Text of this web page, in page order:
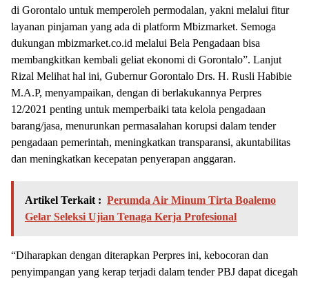
di Gorontalo untuk memperoleh permodalan, yakni melalui fitur
layanan pinjaman yang ada di platform Mbizmarket. Semoga
dukungan mbizmarket.co.id melalui Bela Pengadaan bisa
membangkitkan kembali geliat ekonomi di Gorontalo”. Lanjut
Rizal Melihat hal ini, Gubernur Gorontalo Drs. H. Rusli Habibie
M.A.P, menyampaikan, dengan di berlakukannya Perpres
12/2021 penting untuk memperbaiki tata kelola pengadaan
barang/jasa, menurunkan permasalahan korupsi dalam tender
pengadaan pemerintah, meningkatkan transparansi, akuntabilitas
dan meningkatkan kecepatan penyerapan anggaran.
Artikel Terkait : Perumda Air Minum Tirta Boalemo
Gelar Seleksi Ujian Tenaga Kerja Profesional
“Diharapkan dengan diterapkan Perpres ini, kebocoran dan
penyimpangan yang kerap terjadi dalam tender PBJ dapat dicegah